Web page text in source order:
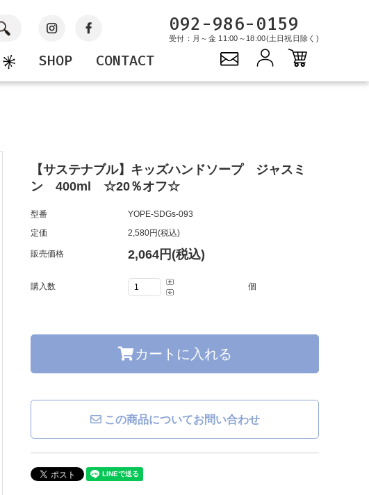
092-986-0159
受付：月～金 11:00～18:00(土日祝日除く)
グッズ
SHOP CONTACT
【サステナブル】キッズハンドソープ ジャスミ
ン 400ml ☆20％オフ☆
型番
YOPE-SDGs-093
定価
2,580円(税込)
販売価格 2,064円(税込)
購入数 個
カートに入れる
この商品についてお問い合わせ